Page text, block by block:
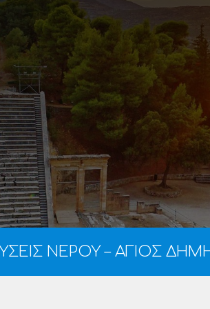
ΝΕΡΟΥ – ΑΓΙΟΣ